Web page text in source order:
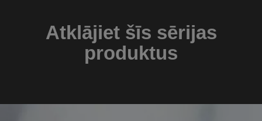
Atklājiet šīs sērijas
produktus